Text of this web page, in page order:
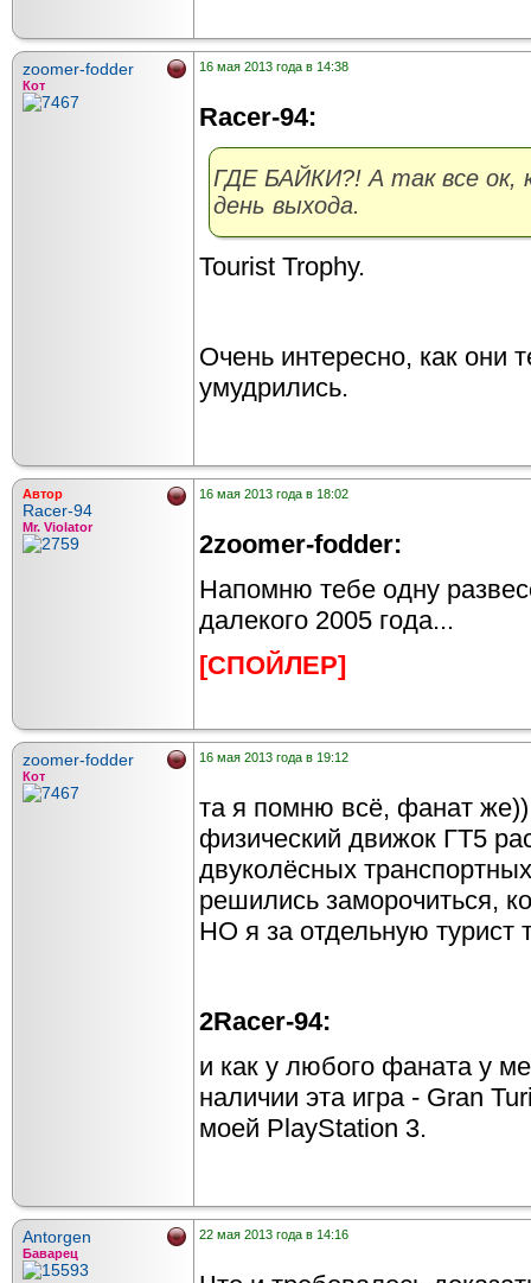
zoomer-fodder
Кот
16 мая 2013 года в 14:38
Racer-94:
ГДЕ БАЙКИ?! А так все ок,
день выхода.
Tourist Trophy.
Очень интересно, как они
умудрились.
Автор
Racer-94
Mr. Violator
16 мая 2013 года в 18:02
2zoomer-fodder:
Напомню тебе одну
далекого 2005 года...
[СПОЙЛЕР]
zoomer-fodder
Кот
16 мая 2013 года в 19:12
та я помню всё, фанат же))
физический движок ГТ5
двуколёсных
решились заморочиться,
НО я за отдельную турист
2Racer-94:
и как у любого фаната у
наличии эта игра - Gran
моей PlayStation 3.
Antorgen
Баварец
22 мая 2013 года в 14:16